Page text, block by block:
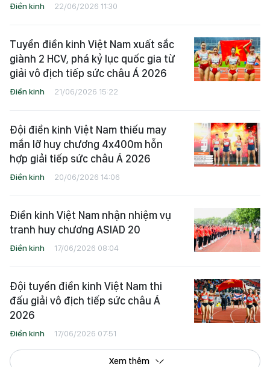
Điền kinh 22/06/2026 11:30
Tuyển điền kinh Việt Nam xuất sắc
giành 2 HCV, phá kỷ lục quốc gia từ
giải vô địch tiếp sức châu Á 2026
Điền kinh 21/06/2026 15:22
Đội điền kinh Việt Nam thiếu may
mắn lỡ huy chương 4x400m hỗn
hợp giải tiếp sức châu Á 2026
Điền kinh 20/06/2026 14:06
Điền kinh Việt Nam nhận nhiệm vụ
tranh huy chương ASIAD 20
Điền kinh 17/06/2026 08:04
Đội tuyển điền kinh Việt Nam thi
đấu giải vô địch tiếp sức châu Á
2026
Điền kinh 17/06/2026 07:51
Xem thêm